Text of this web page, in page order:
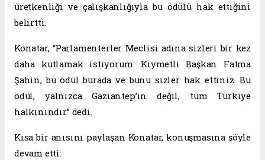
üretkenliği ve çalışkanlığıyla bu ödülü hak ettiğini
belirtti.
Konatar, “Parlamenterler Meclisi adına sizleri bir kez
daha kutlamak istiyorum. Kıymetli Başkan Fatma
Şahin, bu ödül burada ve bunu sizler hak ettiniz. Bu
ödül, yalnızca Gaziantep’in değil, tüm Türkiye
halkınındır” dedi.
Kısa bir anısını paylaşan Konatar, konuşmasına şöyle
devam etti: